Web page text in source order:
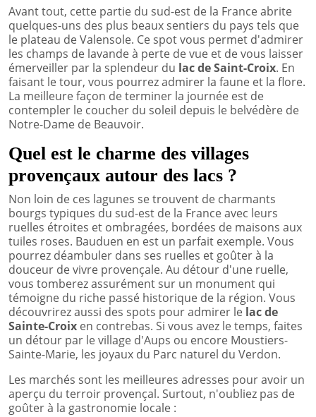
Avant tout, cette partie du sud-est de la France abrite
quelques-uns des plus beaux sentiers du pays tels que
le plateau de Valensole. Ce spot vous permet d'admirer
les champs de lavande à perte de vue et de vous laisser
émerveiller par la splendeur du lac de Saint-Croix. En
faisant le tour, vous pourrez admirer la faune et la flore.
La meilleure façon de terminer la journée est de
contempler le coucher du soleil depuis le belvédère de
Notre-Dame de Beauvoir.
Quel est le charme des villages
provençaux autour des lacs ?
Non loin de ces lagunes se trouvent de charmants
bourgs typiques du sud-est de la France avec leurs
ruelles étroites et ombragées, bordées de maisons aux
tuiles roses. Bauduen en est un parfait exemple. Vous
pourrez déambuler dans ses ruelles et goûter à la
douceur de vivre provençale. Au détour d'une ruelle,
vous tomberez assurément sur un monument qui
témoigne du riche passé historique de la région. Vous
découvrirez aussi des spots pour admirer le lac de
Sainte-Croix en contrebas. Si vous avez le temps, faites
un détour par le village d'Aups ou encore Moustiers-
Sainte-Marie, les joyaux du Parc naturel du Verdon.
Les marchés sont les meilleures adresses pour avoir un
aperçu du terroir provençal. Surtout, n'oubliez pas de
goûter à la gastronomie locale :